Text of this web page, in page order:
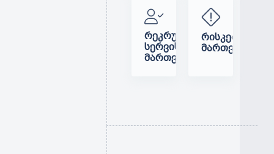
ᲠᲔᲙᲠᲣᲢᲘᲠᲔᲑᲘᲡ
ᲡᲔᲠᲕᲘᲡᲔᲑᲘᲡ
ᲛᲐᲠᲗᲕᲐ
ᲠᲘᲡᲙᲔᲑᲘᲡ
ᲛᲐᲠᲗᲕᲐ